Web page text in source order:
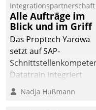
passende Fragen und
Schlagworte auswirft.
Eine intuitive
Dialogführung
dem externen
Serviceteam, Anrufe
Mietenden zügiger und
effizienter zu
Integrationspartnerschaft
Alle Aufträge im
Blick und im Griff
Das Proptech Yarowa
setzt auf SAP-
Datatrain integriert
Yarowas Portal zur
Vergabe und Verwaltung
Nadja Hußmann